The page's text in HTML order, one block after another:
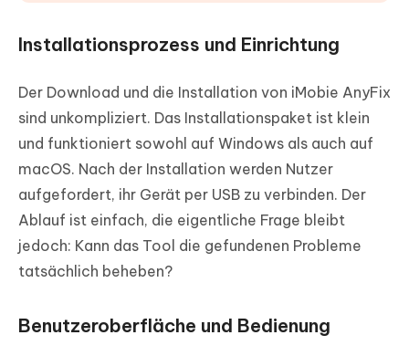
Installationsprozess und Einrichtung
Der Download und die Installation von iMobie AnyFix
sind unkompliziert. Das Installationspaket ist klein
und funktioniert sowohl auf Windows als auch auf
macOS. Nach der Installation werden Nutzer
aufgefordert, ihr Gerät per USB zu verbinden. Der
Ablauf ist einfach, die eigentliche Frage bleibt
jedoch: Kann das Tool die gefundenen Probleme
tatsächlich beheben?
Benutzeroberfläche und Bedienung